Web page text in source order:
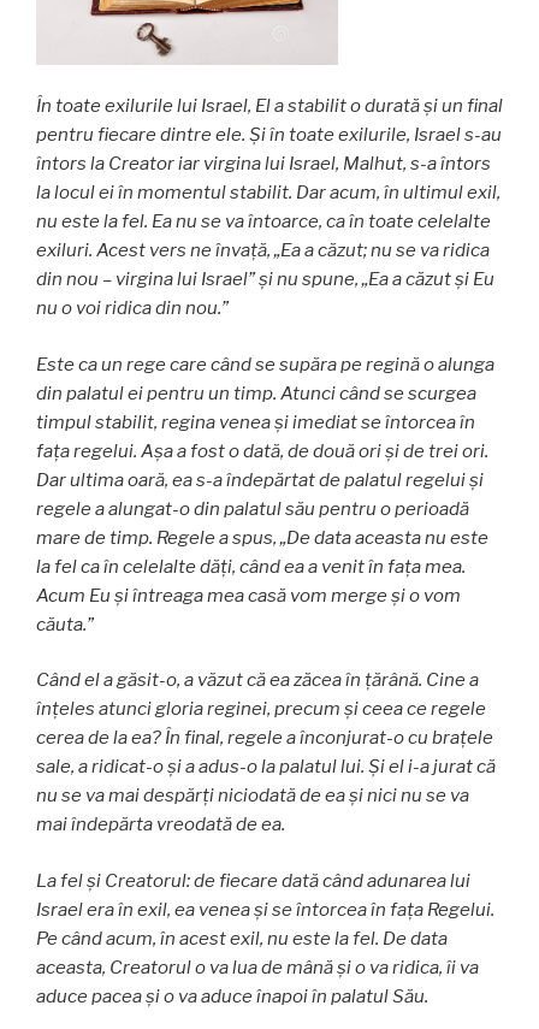
În toate exilurile lui Israel, El a stabilit o durată și un final
pentru fiecare dintre ele. Și în toate exilurile, Israel s-au
întors la Creator iar virgina lui Israel, Malhut, s-a întors
la locul ei în momentul stabilit. Dar acum, în ultimul exil,
nu este la fel. Ea nu se va întoarce, ca în toate celelalte
exiluri. Acest vers ne învață, „Ea a căzut; nu se va ridica
din nou – virgina lui Israel” și nu spune, „Ea a căzut și Eu
nu o voi ridica din nou.”
Este ca un rege care când se supăra pe regină o alunga
din palatul ei pentru un timp. Atunci când se scurgea
timpul stabilit, regina venea și imediat se întorcea în
fața regelui. Așa a fost o dată, de două ori și de trei ori.
Dar ultima oară, ea s-a îndepărtat de palatul regelui și
regele a alungat-o din palatul său pentru o perioadă
mare de timp. Regele a spus, „De data aceasta nu este
la fel ca în celelalte dăți, când ea a venit în fața mea.
Acum Eu și întreaga mea casă vom merge și o vom
căuta.”
Când el a găsit-o, a văzut că ea zăcea în țărână. Cine a
înțeles atunci gloria reginei, precum și ceea ce regele
cerea de la ea? În final, regele a înconjurat-o cu brațele
sale, a ridicat-o și a adus-o la palatul lui. Și el i-a jurat că
nu se va mai despărți niciodată de ea și nici nu se va
mai îndepărta vreodată de ea.
La fel și Creatorul: de fiecare dată când adunarea lui
Israel era în exil, ea venea și se întorcea în fața Regelui.
Pe când acum, în acest exil, nu este la fel. De data
aceasta, Creatorul o va lua de mână și o va ridica, îi va
aduce pacea și o va aduce înapoi în palatul Său.